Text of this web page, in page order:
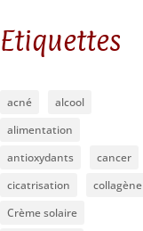
Etiquettes
acné
alcool
alimentation
antioxydants
cancer
cicatrisation
collagène
Crème solaire